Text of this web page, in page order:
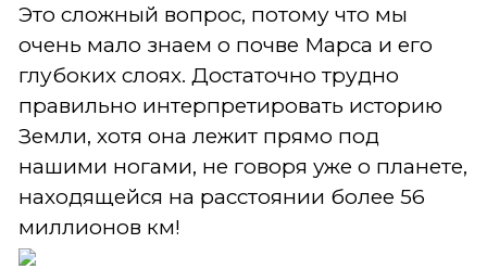
Это сложный вопрос, потому что мы
очень мало знаем о почве Марса и его
глубоких слоях. Достаточно трудно
правильно интерпретировать историю
Земли, хотя она лежит прямо под
нашими ногами, не говоря уже о планете,
находящейся на расстоянии более 56
миллионов км!